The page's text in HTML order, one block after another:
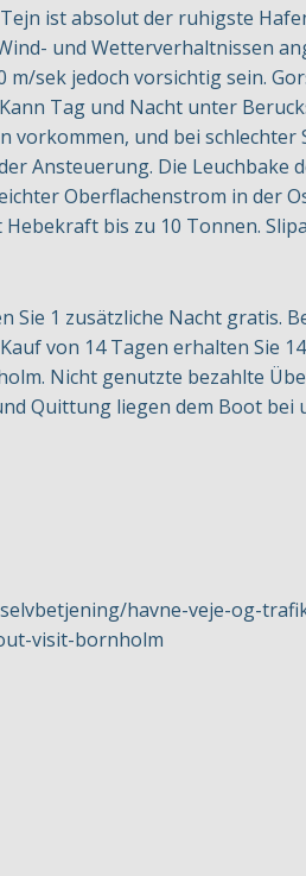
ist absolut der ruhigste
und Wetterverhaltnissen
sek jedoch vorsichtig sein.
Tag und Nacht unter
vorkommen, und bei
Ansteuerung. Die Leuchbake
Oberflachenstrom in der
bis zu 10 Tonnen.
Sie 1 zusätzliche Nacht gratis.
von 14 Tagen erhalten Sie
Nicht genutzte bezahlte
Quittung liegen dem Boot
havne-veje-og-
visit-bornholm